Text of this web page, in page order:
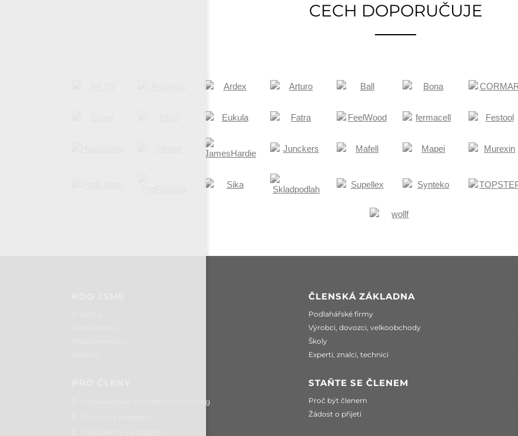
CECH DOPORUČUJE
Podnikatelský a profesní monitoring
ČLENSKÁ ZÁKLADNA
Podlahářské firmy
Výrobci, dovozci, velkoobchody
Školy
Experti, znalci, technici
STAŇTE SE ČLENEM
Proč být členem
Žádost o přijetí